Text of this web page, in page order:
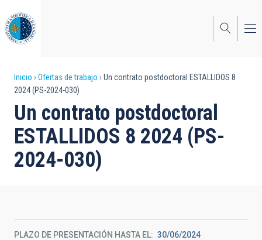
al
contenido
principal
Sobrescribir
enlaces
de
ayuda
a
Inicio Ofertas de trabajo
Un contrato postdoctoral ESTALLIDOS 8
2024 (PS-2024-030)
Un contrato postdoctoral
ESTALLIDOS 8 2024 (PS-
2024-030)
PLAZO DE PRESENTACIÓN HASTA EL 30/06/2024